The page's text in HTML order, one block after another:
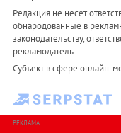
Редакция не несет
обнародованные в
законодательству,
рекламодатель.
Субъект в сфере онлайн-
РЕКЛАМА